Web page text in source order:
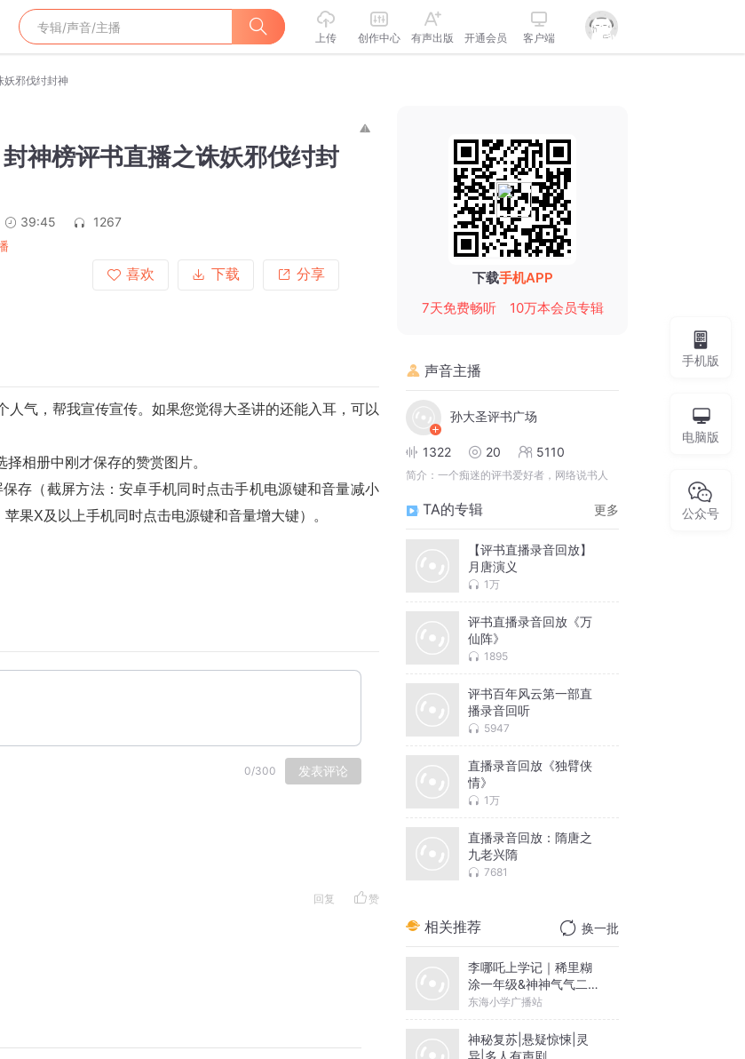
上传 创作中心 有声出版 开通会员 客户端
妖邪伐纣封神
封神榜评书直播之诛妖邪伐纣封
39:45
1267
喜欢
下载 分享
气，帮我宣传宣传。如果您觉得大圣讲的还能入耳，可以
相册中刚才保存的赞赏图片。
（截屏方法：安卓手机同时点击手机电源键和音量减小
果X及以上手机同时点击电源键和音量增大键）。
0/300 发表评论
回复 赞
下载手机APP
7天免费畅听
10万本会员专辑
声音主播
孙大圣评书广场
1322 20 5110
简介： 一个痴迷的评书爱好者，网络说书人
TA的专辑 更多
【评书直播录音回放】
月唐演义
1万
评书直播录音回放《万
仙阵》
1895
评书百年风云第一部直
播录音回听
5947
直播录音回放《独臂侠
情》
1万
直播录音回放：隋唐之
九老兴隋
7681
相关推荐 换一批
李哪吒上学记｜稀里糊
涂一年级&神神气气二年
级
东海小学广播站
神秘复苏|悬疑惊悚|灵
异|多人有声剧
手机版
电脑版
公众号